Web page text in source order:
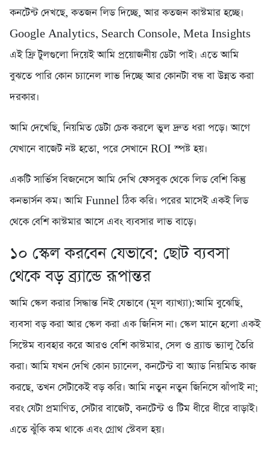
কনটেন্ট দেখছে, কতজন লিড দিচ্ছে, আর কতজন কাস্টমার হচ্ছে।
Google Analytics, Search Console, Meta Insights
এই ফ্রি টুলগুলো দিয়েই আমি প্রয়োজনীয় ডেটা পাই। এতে আমি
বুঝতে পারি কোন চ্যানেল লাভ দিচ্ছে আর কোনটা বন্ধ বা উন্নত করা
দরকার।
আমি দেখেছি, নিয়মিত ডেটা চেক করলে ভুল দ্রুত ধরা পড়ে। আগে
যেখানে বাজেট নষ্ট হতো, পরে সেখানে ROI স্পষ্ট হয়।
একটি সার্ভিস বিজনেসে আমি দেখি ফেসবুক থেকে লিড বেশি কিন্তু
কনভার্সন কম। আমি Funnel ঠিক করি। পরের মাসেই একই লিড
থেকে বেশি কাস্টমার আসে এবং ব্যবসার লাভ বাড়ে।
১০ স্কেল করবেন যেভাবে: ছোট ব্যবসা
থেকে বড় ব্র্যান্ডে রূপান্তর
আমি স্কেল করার সিদ্ধান্ত নিই যেভাবে (মূল ব্যাখ্যা):আমি বুঝেছি,
ব্যবসা বড় করা আর স্কেল করা এক জিনিস না। স্কেল মানে হলো একই
সিস্টেম ব্যবহার করে আরও বেশি কাস্টমার, সেল ও ব্র্যান্ড ভ্যালু তৈরি
করা। আমি যখন দেখি কোন চ্যানেল, কনটেন্ট বা অ্যাড নিয়মিত কাজ
করছে, তখন সেটাকেই বড় করি। আমি নতুন নতুন জিনিসে ঝাঁপাই না;
বরং যেটা প্রমাণিত, সেটার বাজেট, কনটেন্ট ও টিম ধীরে ধীরে বাড়াই।
এতে ঝুঁকি কম থাকে এবং গ্রোথ স্টেবল হয়।